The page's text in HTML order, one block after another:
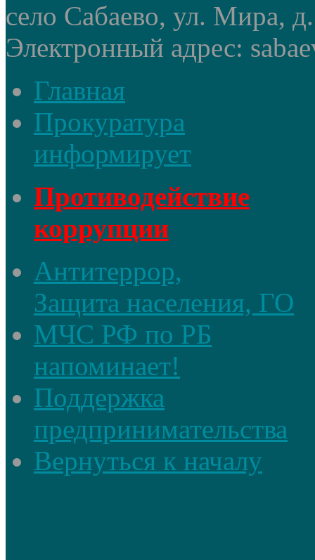
село Сабаево, ул. Мира,
Электронный адрес:
Главная
Прокуратура
информирует
Противодействие
коррупции
Антитеррор,
Защита населения, ГО
МЧС РФ по РБ
напоминает!
Поддержка
предпринимательства
Вернуться к началу